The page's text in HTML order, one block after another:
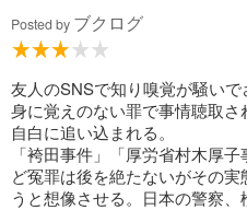
Posted by ブクログ
友人のSNSで知り嗅覚が騒いで
身に覚えのない罪で事情聴取さ
自白に追い込まれる。
「袴田事件」「厚労省村木厚
ど冤罪は後を絶たないがその
うと想像させる。日本の警察、